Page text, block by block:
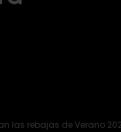
las rebajas de Verano